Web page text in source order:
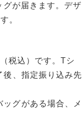
が届きます。デザ
。
税込）です。Tシ
後、指定振り込み先
グがある場合、メ